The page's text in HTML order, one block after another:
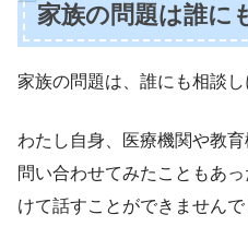
家族の問題は誰に
家族の問題は、誰にも相談し
わたし自身、医療機関や教
問い合わせてみたこともあ
けて話すことができませんで